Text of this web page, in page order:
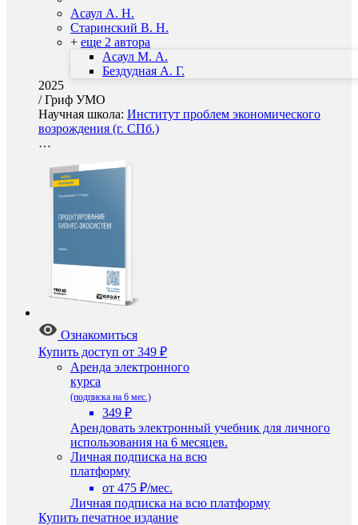
Асаул А. Н.
Старинский В. Н.
+ еще 2 автора
Асаул М. А.
Бездудная А. Г.
2025
/Гриф УМО
Научная школа: Институт проблем экономического
возрождения (г. СПб.)
…
Ознакомиться
Купить доступ от 349 ₽
Аренда электронного
курса
(подписка на 6 мес.)
349 ₽
Арендовать электронный учебник для личного
использования на 6 месяцев.
Личная подписка на всю
платформу
от 475 ₽/мес.
Личная подписка на всю платформу
Купить печатное издание